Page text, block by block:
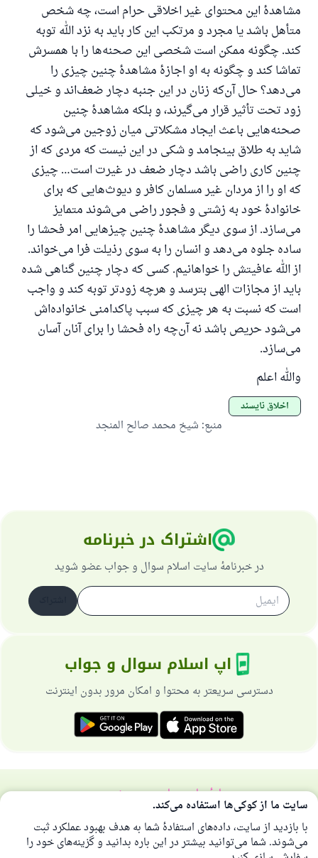
مشاهدهٔ این محتوای غیر اخلاقی حرام است، چه شخص
متأهل باشد یا مجرد و مرتکب این کار باید به نزد الله توبه
کند. چگونه ممکن است شخصی این صحنه‌ها را با همسرش
تماشا کند و چگونه به او اجازهٔ مشاهدهٔ چنین چیزی را
می‌دهد؟ حال آن‌که زنان در این جنبه دچار ضعف‌اند و خیلی
زود تحت تأثیر قرار می‌گیرند، و بلکه مشاهدهٔ چنین
صحنه‌هایی باعث ایجاد مشکلاتی میان زوجین می‌شود که
شاید به طلاق بینجامد و شکی در این نیست که مردی که از
چنین کاری راضی باشد دچار ضعف در غیرت است… چیزی
که او را از مردان غیر مسلمان کافر و دیوث‌هایی که برای
خانوادهٔ خود به زشتی و فجور راضی می‌شوند متمایز
می‌سازد. از سوی دیگر مشاهدهٔ چنین چیزهایی امر فحشا را
ساده جلوه می‌دهد و انسان را به سوی رذیلت فرا می‌خواند.
از الله عافیتش را خواهانیم. کسی که دچار چنین گناهی شده
باید از مجازات الهی بترسد و هرچه زودتر توبه کند و واجب
است که نسبت به هر چیزی که سبب پاکدامنی خانواده‌اش
می‌شود حریص باشد نه آن‌چه راه فحشا را برای آنان آسان
می‌سازد.
والله اعلم
اخلاق ناپسند
منبع: شیخ محمد صالح المنجد
اشتراک در خبرنامه
در خبرنامهٔ سایت اسلام سوال و جواب عضو شوید
اپ اسلام سوال و جواب
دسترسی سریعتر به محتوا و امکان مرور بدون اینترنت
دربارهٔ سایتسیاست حریم خصوصی
همهٔ حقوق برای سایت اسلام سوال و جواب محفوظ است 1997-2025 ©
پاسخ شمارهٔ ۱۱۰۸۴۵ یک زندگی زناشویی
را نجات داد.
از پرسش تا پاسخ، کمک مالی شما «اسلام سوال و جواب» را
یاری می‌دهد.
رسول الله صلی الله علیه وسلم می‌فرماید
آنکه به سوی خیری راهنمایی کند مانند پاداش انجام
دهنده‌اش را خواهد داشت
(مسلم: ۱۸۹۳)
سایت ما از کوکی‌ها استفاده می‌کند.
با بازدید از سایت، داده‌های استفادهٔ شما به هدف بهبود عملکرد ثبت
می‌شوند. شما می‌توانید بیشتر در این باره بدانید و گزینه‌های خود را